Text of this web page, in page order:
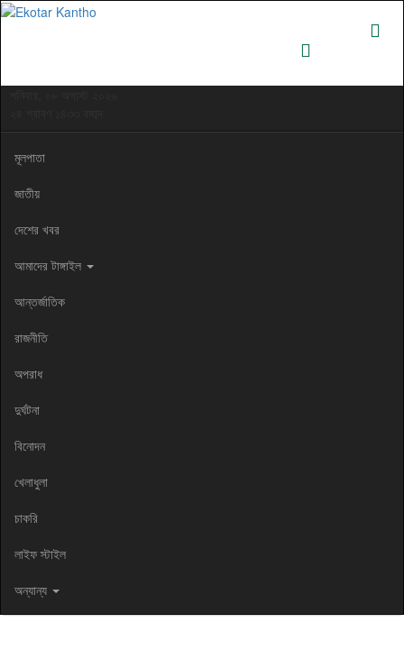
মূলপাতা
জাতীয়
দেশের খবর
আমাদের টাঙ্গাইল
আন্তর্জাতিক
রাজনীতি
অপরাধ
দুর্ঘটনা
বিনোদন
খেলাধুলা
চাকরি
লাইফ স্টাইল
অন্যান্য